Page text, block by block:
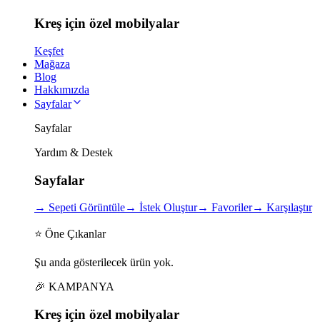
Kreş için özel mobilyalar
Keşfet
Mağaza
Blog
Hakkımızda
Sayfalar
Sayfalar
Yardım & Destek
Sayfalar
→ Sepeti Görüntüle→ İstek Oluştur→ Favoriler→ Karşılaştır
⭐ Öne Çıkanlar
Şu anda gösterilecek ürün yok.
🎉 KAMPANYA
Kreş için özel mobilyalar